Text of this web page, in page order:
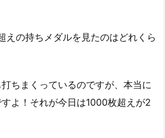
えの持ちメダルを見たのはどれくら
ちまくっているのですが、本当に
よ！それが今日は1000枚超えが2